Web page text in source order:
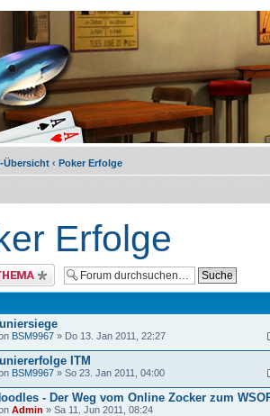
Übersicht ‹ Poker Erfolge
Erfolge
erstellen
BSM9967 » Do 13. Jan 2011, 22:27
ITM
BSM9967 » So 23. Jan 2011, 04:00
- Der Weg vom Online Zocker zum
Admin » Sa 11. Jun 2011, 08:24